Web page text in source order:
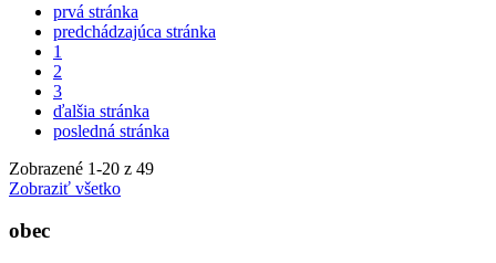
prvá stránka
predchádzajúca stránka
1
2
3
ďalšia stránka
posledná stránka
Zobrazené 1-20 z 49
Zobraziť všetko
obec